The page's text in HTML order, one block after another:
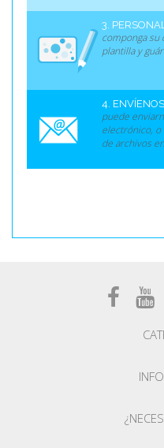
3.
componga su
plantilla y
4.
puede
electrónico, o
de archivos